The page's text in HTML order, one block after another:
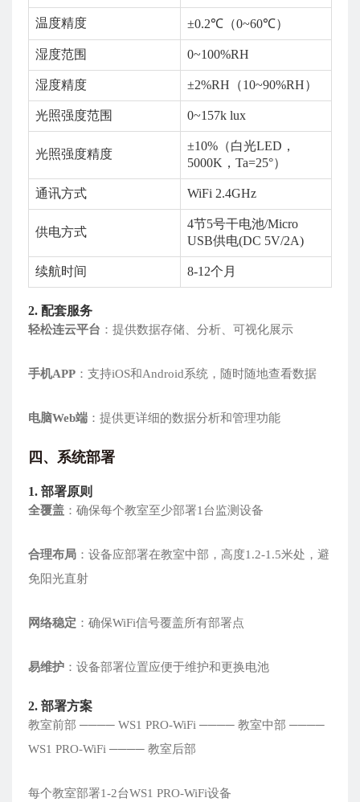
温度精度 ±0.2℃（0~60℃）
湿度范围 0~100%RH
湿度精度 ±2%RH（10~90%RH）
光照强度范围 0~157k lux
光照强度精度
±10%（白光LED，
5000K，Ta=25°）
通讯方式 WiFi 2.4GHz
供电方式
4节5号干电池/Micro
USB供电(DC 5V/2A)
续航时间 8-12个月
2. 配套服务
轻松连云平台 ：提供数据存储、分析、可视化展示
手机APP ：支持iOS和Android系统，随时随地查看数据
电脑Web端 ：提供更详细的数据分析和管理功能
四、系统部署
1. 部署原则
全覆盖 ：确保每个教室至少部署1台监测设备
合理布局 ：设备应部署在教室中部，高度1.2-1.5米处，避
免阳光直射
网络稳定 ：确保WiFi信号覆盖所有部署点
易维护 ：设备部署位置应便于维护和更换电池
2. 部署方案
教室前部 ──── WS1 PRO-WiFi ──── 教室中部 ────
WS1 PRO-WiFi ──── 教室后部
每个教室部署1-2台WS1 PRO-WiFi设备